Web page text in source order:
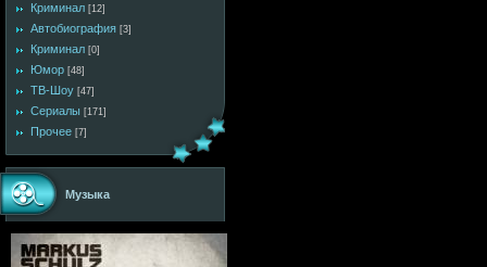
Криминал [12]
Автобиография [3]
Криминал [0]
Юмор [48]
ТВ-Шоу [47]
Сериалы [171]
Прочее [7]
Музыка